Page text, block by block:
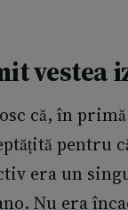
vestea
că, în
pentru
era un
Nu era